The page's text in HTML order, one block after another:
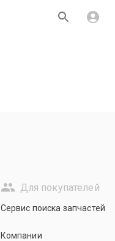
Для покупателей
Сервис поиска запчастей
Компании